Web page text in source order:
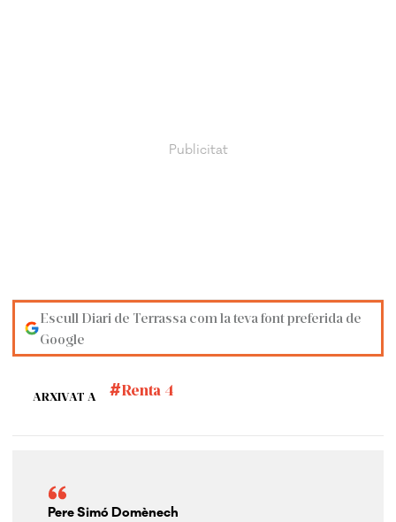
Escull Diari de Terrassa com la teva font preferida de
Google
ARXIVAT A Renta 4
Pere Simó Domènech